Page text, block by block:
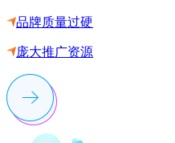
品牌质量过硬
庞大推广资源